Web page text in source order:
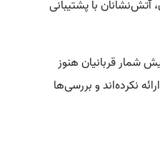
با پشتیبانی
شمار قربانیان هنوز
نکرده‌اند و بررسی‌ها